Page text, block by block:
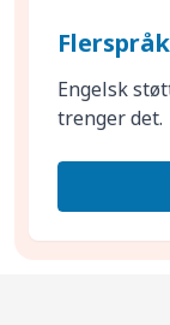
Engelsk
trenger det.